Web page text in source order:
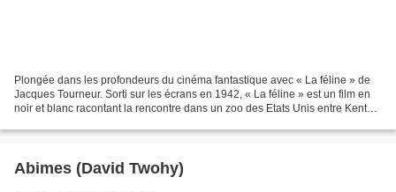
Plongée dans les profondeurs du cinéma fantastique avec « La féline » de
Jacques Tourneur. Sorti sur les écrans en 1942, « La féline » est un film en
noir et blanc racontant la rencontre dans un zoo des Etats Unis entre Kent
Abimes (David Twohy)